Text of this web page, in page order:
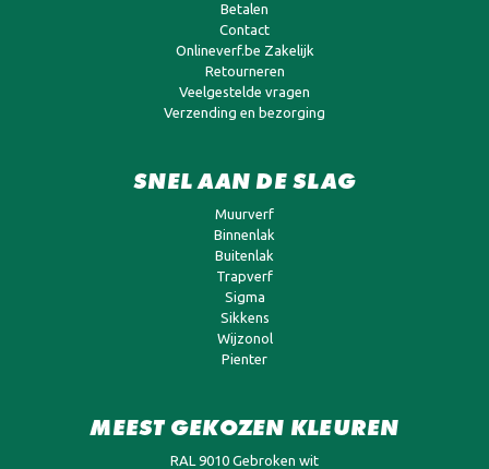
Betalen
Contact
Onlineverf.be Zakelijk
Retourneren
Veelgestelde vragen
Verzending en bezorging
SNEL AAN DE SLAG
Muurverf
Binnenlak
Buitenlak
Trapverf
Sigma
Sikkens
Wijzonol
Pienter
MEEST GEKOZEN KLEUREN
RAL 9010 Gebroken wit